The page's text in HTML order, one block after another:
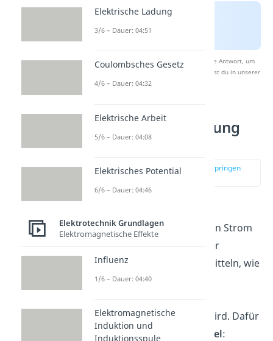
Nach Beantwortung speichern wir deine Antwort, um
Studyflix zu verbessern. Mehr dazu erfährst du in unserer
Datenschutzerklärung
Induktionsspannung
ermitteln
zur Stelle im Video springen
(00:26)
Induktionsspannung
, wenn Strom
durch sie fließt. Mithilfe der
Induktivität kannst du ermitteln, wie
hoch die entstehende
elektrischen Bauteil sein wird. Dafür
benutzt du folgende
Formel:
Elektrische Ladung
3/6 – Dauer: 04:51
Coulombsches Gesetz
4/6 – Dauer: 04:32
Elektrische Arbeit
5/6 – Dauer: 04:08
Elektrisches Potential
6/6 – Dauer: 04:46
Elektrotechnik Grundlagen
Elektromagnetische Effekte
Influenz
1/6 – Dauer: 04:40
Elektromagnetische
Induktion und
Induktionsspule